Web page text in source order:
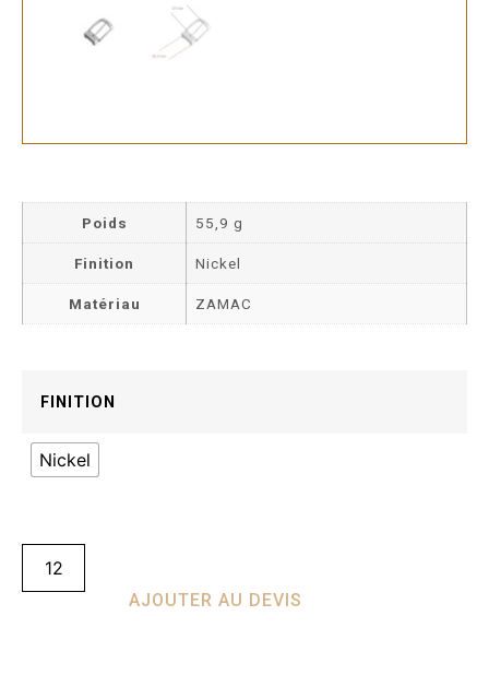
Poids 55,9 g
Finition Nickel
Matériau ZAMAC
FINITION
Nickel
AJOUTER AU DEVIS